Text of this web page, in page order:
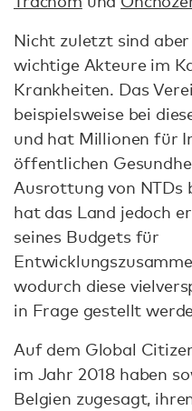
Nicht zuletzt sind
wichtige Akteure im
Krankheiten. Das
beispielsweise bei
und hat Millionen für
öffentlichen
Ausrottung von NTDs
hat das Land jedoch
seines Budgets für
wodurch diese
in Frage gestellt
Auf dem Global
im Jahr 2018 haben
Belgien zugesagt,